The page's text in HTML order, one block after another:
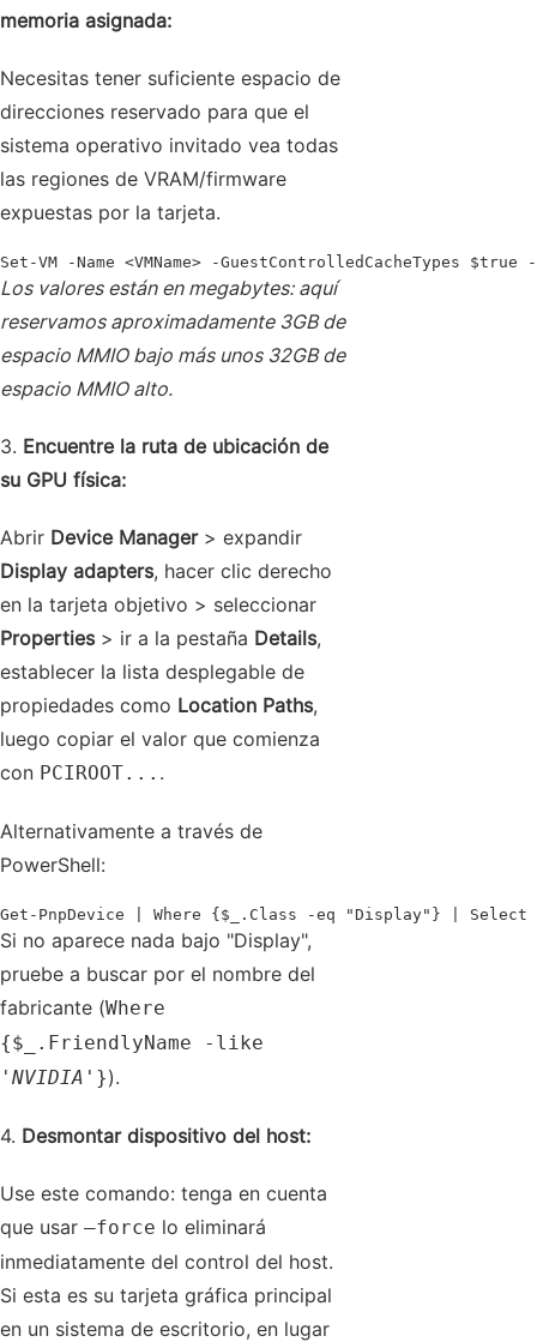
memoria asignada:
Necesitas tener suficiente espacio de
direcciones reservado para que el
sistema operativo invitado vea todas
las regiones de VRAM/firmware
expuestas por la tarjeta.
Set-VM -Name <VMName> -GuestControlledCacheTypes $true
Los valores están en megabytes: aquí
reservamos aproximadamente 3GB de
espacio MMIO bajo más unos 32GB de
espacio MMIO alto.
3. Encuentre la ruta de ubicación de
su GPU física:
Abrir Device Manager> expandir
Display adapters, hacer clic derecho
en la tarjeta objetivo > seleccionar
Properties> ir a la pestaña Details,
establecer la lista desplegable de
propiedades como Location Paths,
luego copiar el valor que comienza
con PCIROOT... .
Alternativamente a través de
PowerShell:
Get-PnpDevice | Where {$_.Class -eq "Display"} | Select
Si no aparece nada bajo "Display",
pruebe a buscar por el nombre del
fabricante (Where
{$_.FriendlyName -like
' NVIDIA '}).
4. Desmontar dispositivo del host:
Use este comando: tenga en cuenta
que usar –force lo eliminará
inmediatamente del control del host.
Si esta es su tarjeta gráfica principal
en un sistema de escritorio, en lugar